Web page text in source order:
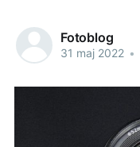
Fotoblog
31 maj 2022 •